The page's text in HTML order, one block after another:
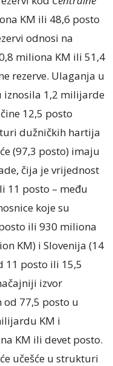
KM ili 48,6 posto
odnosi na
miliona KM ili 51,4
rezerve. Ulaganja u
iznosila 1,2 milijarde
12,5 posto
dužničkih hartija
(97,3 posto) imaju
čija je vrijednost
11 posto – među
koje su
ili 930 miliona
KM) i Slovenija (14
11 posto ili 15,5
izvor
od 77,5 posto u
KM i
KM ili devet posto.
učešće u strukturi